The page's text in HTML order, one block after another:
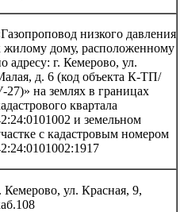
низкого давления
жилому дому, расположенному
адресу: г. Кемерово, ул.
д. 6 (код объекта К-ТП/
27)» на землях в границах
квартала
и земельном
с кадастровым номером
Кемерово, ул. Красная, 9,